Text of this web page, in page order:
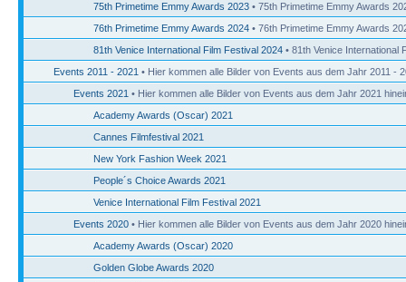
75th Primetime Emmy Awards 2023 • 75th Primetime Emmy Awards
76th Primetime Emmy Awards 2024 • 76th Primetime Emmy Awards
81th Venice International Film Festival 2024 • 81th Venice International
Events 2011 - 2021 • Hier kommen alle Bilder von Events aus dem Jahr 2011 -
Events 2021 • Hier kommen alle Bilder von Events aus dem Jahr 2021
Academy Awards (Oscar) 2021
Cannes Filmfestival 2021
New York Fashion Week 2021
People´s Choice Awards 2021
Venice International Film Festival 2021
Events 2020 • Hier kommen alle Bilder von Events aus dem Jahr 2020
Academy Awards (Oscar) 2020
Golden Globe Awards 2020